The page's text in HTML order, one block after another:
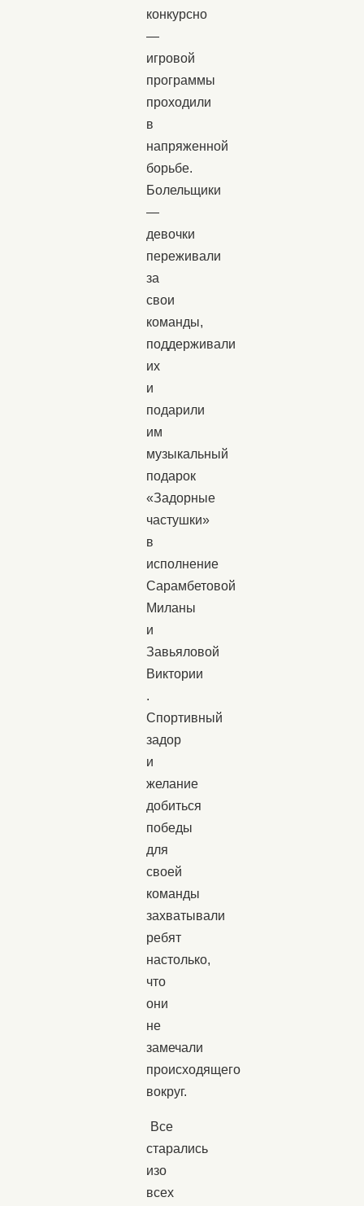
конкурсно
—
игровой
программы
проходили
в
напряженной
борьбе.
Болельщики
—
девочки
переживали
за
свои
команды,
поддерживали
их
и
подарили
им
музыкальный
подарок
«Задорные
частушки»
в
исполнение
Сарамбетовой
Миланы
и
Завьяловой
Виктории
.
Спортивный
задор
и
желание
добиться
победы
для
своей
команды
захватывали
ребят
настолько,
что
они
не
замечали
происходящего
вокруг.
Все
старались
изо
всех